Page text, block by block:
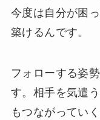
今度は自分が困
築けるんです。
フォローする姿
す。相手を気遣
もつながってい